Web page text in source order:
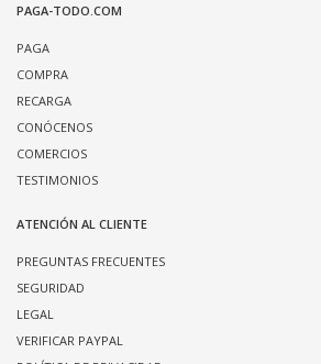
PAGA-TODO.COM
PAGA
COMPRA
RECARGA
CONÓCENOS
COMERCIOS
TESTIMONIOS
ATENCIÓN AL CLIENTE
PREGUNTAS FRECUENTES
SEGURIDAD
LEGAL
VERIFICAR PAYPAL